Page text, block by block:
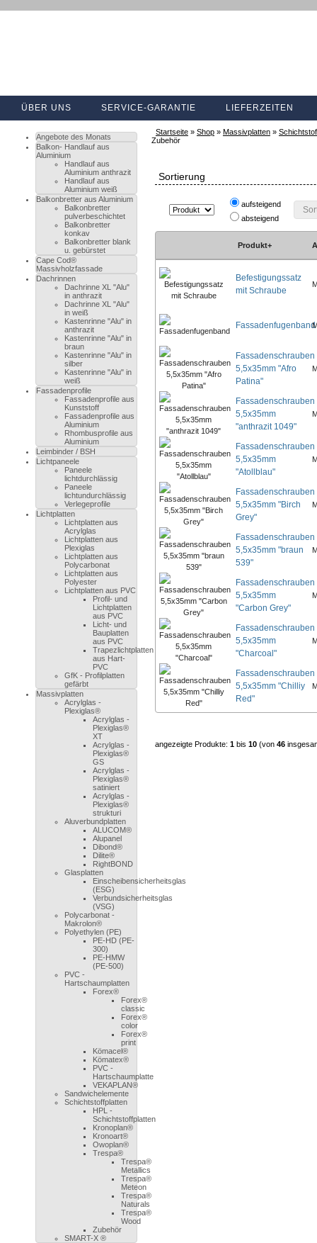
ÜBER UNS SERVICE-GARANTIE LIEFERZEITEN
Startseite» Shop» Massivplatten»
Zubehör
Sortierung
aufsteigend
absteigend
Produkt+
Befestigungssatz
mit Schraube
Fassadenfugenband
Fassadenschrauben
5,5x35mm "Afro
Patina"
Fassadenschrauben
5,5x35mm
"anthrazit 1049"
Fassadenschrauben
5,5x35mm
"Atollblau"
Fassadenschrauben
5,5x35mm "Birch
Grey"
Fassadenschrauben
5,5x35mm "braun
539"
Fassadenschrauben
5,5x35mm
"Carbon Grey"
Fassadenschrauben
5,5x35mm
"Charcoal"
Fassadenschrauben
5,5x35mm "Chilliy
Red"
angezeigte Produkte: 1bis 10(von 46
Angebote des Monats
Balkon- Handlauf aus
Aluminium
Handlauf aus
Aluminium anthrazit
Handlauf aus
Aluminium weiß
Balkonbretter aus Aluminium
Balkonbretter
pulverbeschichtet
Balkonbretter
konkav
Balkonbretter blank
u. gebürstet
Cape Cod®
Massivholzfassade
Dachrinnen
Dachrinne XL "Alu"
in anthrazit
Dachrinne XL "Alu"
in weiß
Kastenrinne "Alu" in
anthrazit
Kastenrinne "Alu" in
braun
Kastenrinne "Alu" in
silber
Kastenrinne "Alu" in
weiß
Fassadenprofile
Fassadenprofile aus
Kunststoff
Fassadenprofile aus
Aluminium
Rhombusprofile aus
Aluminium
Leimbinder / BSH
Lichtpaneele
Paneele
lichtdurchlässig
Paneele
lichtundurchlässig
Verlegeprofile
Lichtplatten
Lichtplatten aus
Acrylglas
Lichtplatten aus
Plexiglas
Lichtplatten aus
Polycarbonat
Lichtplatten aus
Polyester
Lichtplatten aus PVC
Profil- und
Lichtplatten
aus PVC
Licht- und
Bauplatten
aus PVC
Trapezlichtplatten
aus Hart-
PVC
GfK - Profilplatten
gefärbt
Massivplatten
Acrylglas -
Plexiglas®
Acrylglas -
Plexiglas®
XT
Acrylglas -
Plexiglas®
GS
Acrylglas -
Plexiglas®
satiniert
Acrylglas -
Plexiglas®
strukturi
Aluverbundplatten
ALUCOM®
Alupanel
Dibond®
Dilite®
RightBOND
Glasplatten
Einscheibensicherheitsglas
(ESG)
Verbundsicherheitsglas
(VSG)
Polycarbonat -
Makrolon®
Polyethylen (PE)
PE-HD (PE-
300)
PE-HMW
(PE-500)
PVC -
Hartschaumplatten
Forex®
Forex®
classic
Forex®
color
Forex®
print
Kömacel®
Kömatex®
PVC -
Hartschaumplatte
VEKAPLAN®
Sandwichelemente
Schichtstoffplatten
HPL -
Schichtstoffplatten
Kronoplan®
Kronoart®
Owoplan®
Trespa®
Trespa®
Metallics
Trespa®
Meteon
Trespa®
Naturals
Trespa®
Wood
Zubehör
SMART-X ®